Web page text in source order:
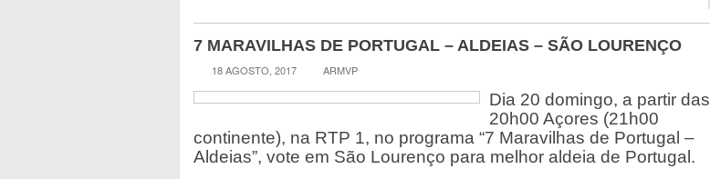
7 MARAVILHAS DE PORTUGAL – ALDEIAS – SÃO LOURENÇO
18 AGOSTO, 2017 ARMVP
Dia 20 domingo, a partir das
20h00 Açores (21h00
continente), na RTP 1, no programa “7 Maravilhas de Portugal –
Aldeias”, vote em São Lourenço para melhor aldeia de Portugal.